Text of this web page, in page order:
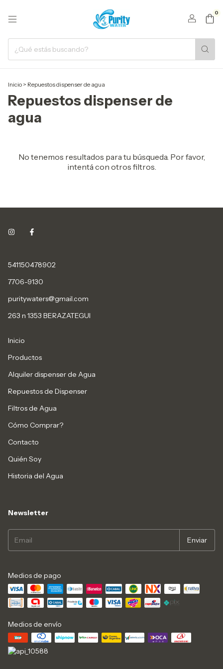
0
Inicio > Repuestos dispenser de agua
Repuestos dispenser de
agua
No tenemos resultados para tu búsqueda. Por favor,
intentá con otros filtros.
541150478902
7706-9130
puritywaters@gmail.com
263 n 1353 BERAZATEGUI
Inicio
Productos
Alquiler dispenser de Agua
Repuestos de Dispenser
Filtros de Agua
Cómo Comprar?
Contacto
Quién Soy
Historia del Agua
Newsletter
Medios de pago
Medios de envío